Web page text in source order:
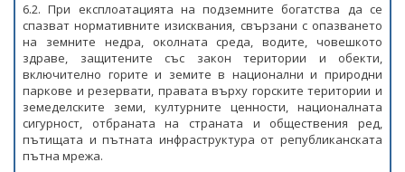
6.2. При експлоатацията на подземните богатства да се
спазват нормативните изисквания, свързани с опазването
на земните недра, околната среда, водите, човешкото
здраве, защитените със закон територии и обекти,
включително горите и земите в национални и природни
паркове и резервати, правата върху горските територии и
земеделските земи, културните ценности, националната
сигурност, отбраната на страната и обществения ред,
пътищата и пътната инфраструктура от републиканската
пътна мрежа.